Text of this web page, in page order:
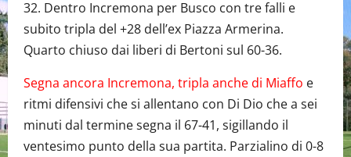
32. Dentro Incremona per Busco con tre falli e
subito tripla del +28 dell’ex Piazza Armerina.
Quarto chiuso dai liberi di Bertoni sul 60-36.
Segna ancora Incremona, tripla anche di Miaffo e
ritmi difensivi che si allentano con Di Dio che a sei
minuti dal termine segna il 67-41, sigillando il
ventesimo punto della sua partita. Parzialino di 0-8